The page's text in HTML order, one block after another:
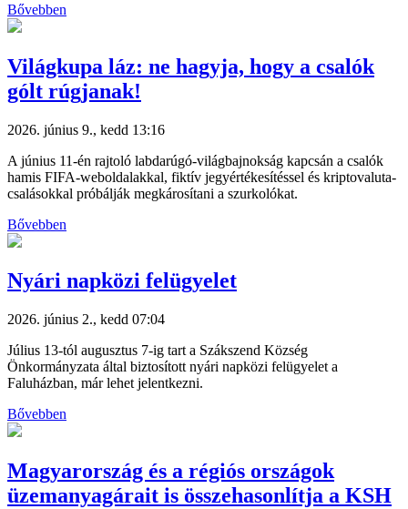
Bővebben
Világkupa láz: ne hagyja, hogy a csalók
gólt rúgjanak!
2026. június 9., kedd 13:16
A június 11-én rajtoló labdarúgó-világbajnokság kapcsán a csalók
hamis FIFA-weboldalakkal, fiktív jegyértékesítéssel és kriptovaluta-
csalásokkal próbálják megkárosítani a szurkolókat.
Bővebben
Nyári napközi felügyelet
2026. június 2., kedd 07:04
Július 13-tól augusztus 7-ig tart a Szákszend Község
Önkormányzata által biztosított nyári napközi felügyelet a
Faluházban, már lehet jelentkezni.
Bővebben
Magyarország és a régiós országok
üzemanyagárait is összehasonlítja a KSH